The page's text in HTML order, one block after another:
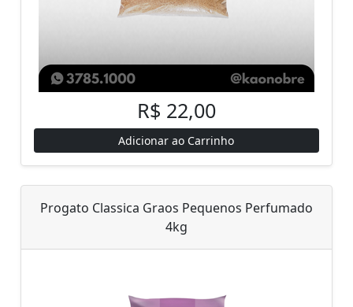
R$ 22,00
Adicionar ao Carrinho
Progato Classica Graos Pequenos Perfumado
4kg